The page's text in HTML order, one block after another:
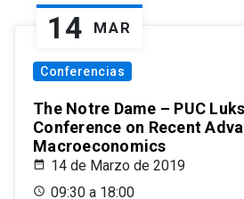
14 MAR
Conferencias
The Notre Dame – PUC
Conference on Recent
Macroeconomics
14 de Marzo de 2019
09:30 a 18:00